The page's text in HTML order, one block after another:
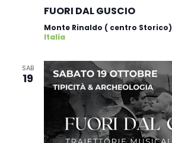
FUORI DAL GUSCIO
Monte Rinaldo ( centro Storico)
Italia
SAB
19